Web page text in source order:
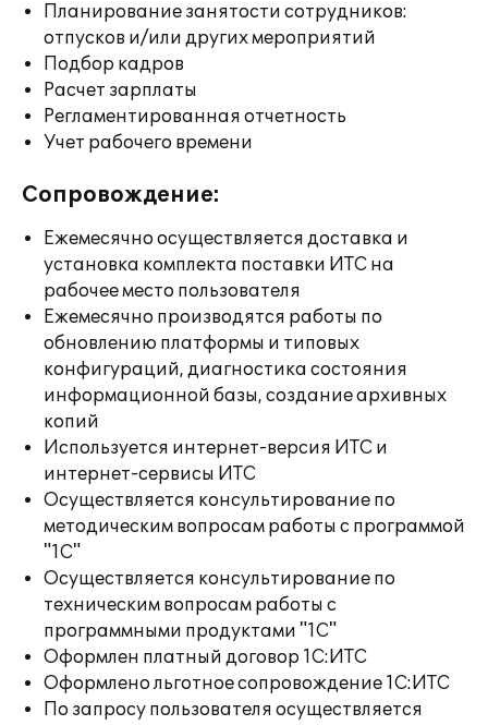
Планирование занятости сотрудников:
отпусков и/или других мероприятий
Подбор кадров
Расчет зарплаты
Регламентированная отчетность
Учет рабочего времени
Сопровождение:
Ежемесячно осуществляется доставка и
установка комплекта поставки ИТС на
рабочее место пользователя
Ежемесячно производятся работы по
обновлению платформы и типовых
конфигураций, диагностика состояния
информационной базы, создание архивных
копий
Используется интернет-версия ИТС и
интернет-сервисы ИТС
Осуществляется консультирование по
методическим вопросам работы с программой
"1С"
Осуществляется консультирование по
техническим вопросам работы с
программными продуктами "1С"
Оформлен платный договор 1С:ИТС
Оформлено льготное сопровождение 1С:ИТС
По запросу пользователя осуществляется